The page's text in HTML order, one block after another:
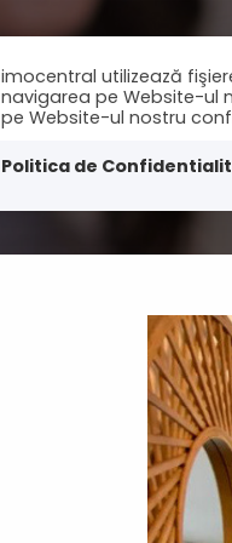
imocentral utilizează
navigarea pe Website-ul
pe Website-ul nostru
Politica de
Acasa